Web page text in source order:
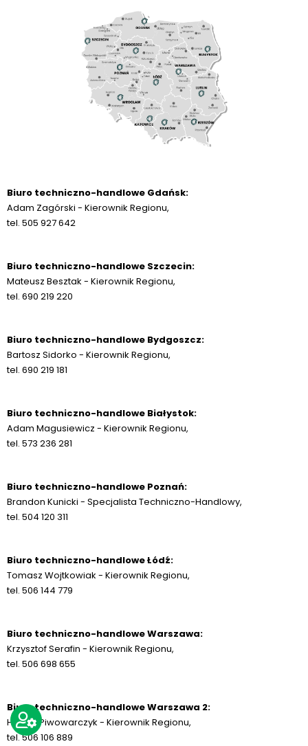
Biuro techniczno-handlowe Gdańsk:
Adam Zagórski - Kierownik Regionu,
tel. 505 927 642
Biuro techniczno-handlowe Szczecin:
Mateusz Besztak - Kierownik Regionu,
tel. 690 219 220
Biuro techniczno-handlowe Bydgoszcz:
Bartosz Sidorko - Kierownik Regionu,
tel. 690 219 181
Biuro techniczno-handlowe Białystok:
Adam Magusiewicz - Kierownik Regionu,
tel. 573 236 281
Biuro techniczno-handlowe Poznań:
Brandon Kunicki - Specjalista Techniczno-Handlowy,
tel. 504 120 311
Biuro techniczno-handlowe Łódź:
Tomasz Wojtkowiak - Kierownik Regionu,
tel. 506 144 779
Biuro techniczno-handlowe Warszawa:
Krzysztof Serafin - Kierownik Regionu,
tel. 506 698 655
Biuro techniczno-handlowe Warszawa 2:
Hubert Piwowarczyk - Kierownik Regionu,
tel. 506 106 889